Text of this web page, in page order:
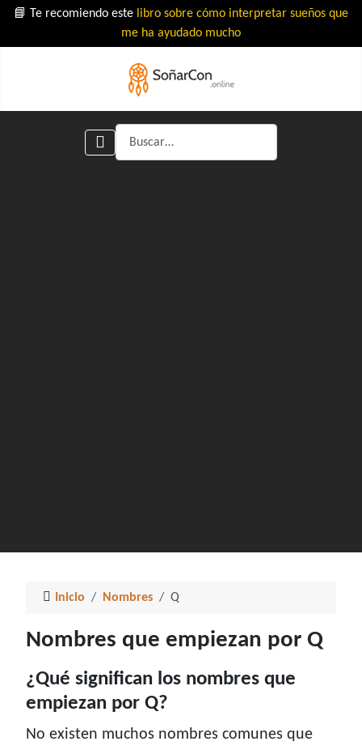
📘 Te recomiendo este libro sobre cómo interpretar sueños que
me ha ayudado mucho
Buscar
Inicio Nombres Q
Nombres que empiezan por Q
¿Qué significan los nombres que
empiezan por Q?
No existen muchos nombres comunes que